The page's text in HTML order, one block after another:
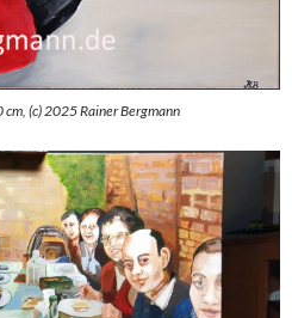
(c) 2025 Rainer Bergmann